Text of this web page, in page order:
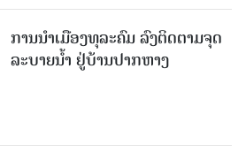
ການນໍາເມືອງທຸລະຄົມ ລົງຕິດຕາມຈຸດ
ລະບາຍນໍ້າ ຢູ່ບ້ານປາກຫາງ